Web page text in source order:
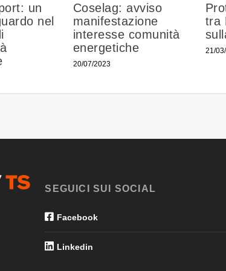
un
nel
Coselag: avviso
manifestazione
interesse comunità
energetiche
20/07/2023
tra
21/
SEGUICI SUI SOCIAL
Facebook
Linkedin